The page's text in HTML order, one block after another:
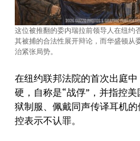
这位被推翻的委内瑞拉前领导人在纽约
其被捕的合法性展开辩论，而华盛顿从
治紧张局势。
在纽约联邦法院的首次出庭
硬，自称是“战俘”，并指控
狱制服、佩戴同声传译耳机
控表示不认罪。